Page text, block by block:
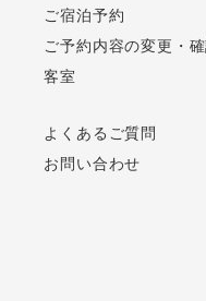
ご宿泊予約
ご予約内容の変更・
客室
よくあるご質問
お問い合わせ